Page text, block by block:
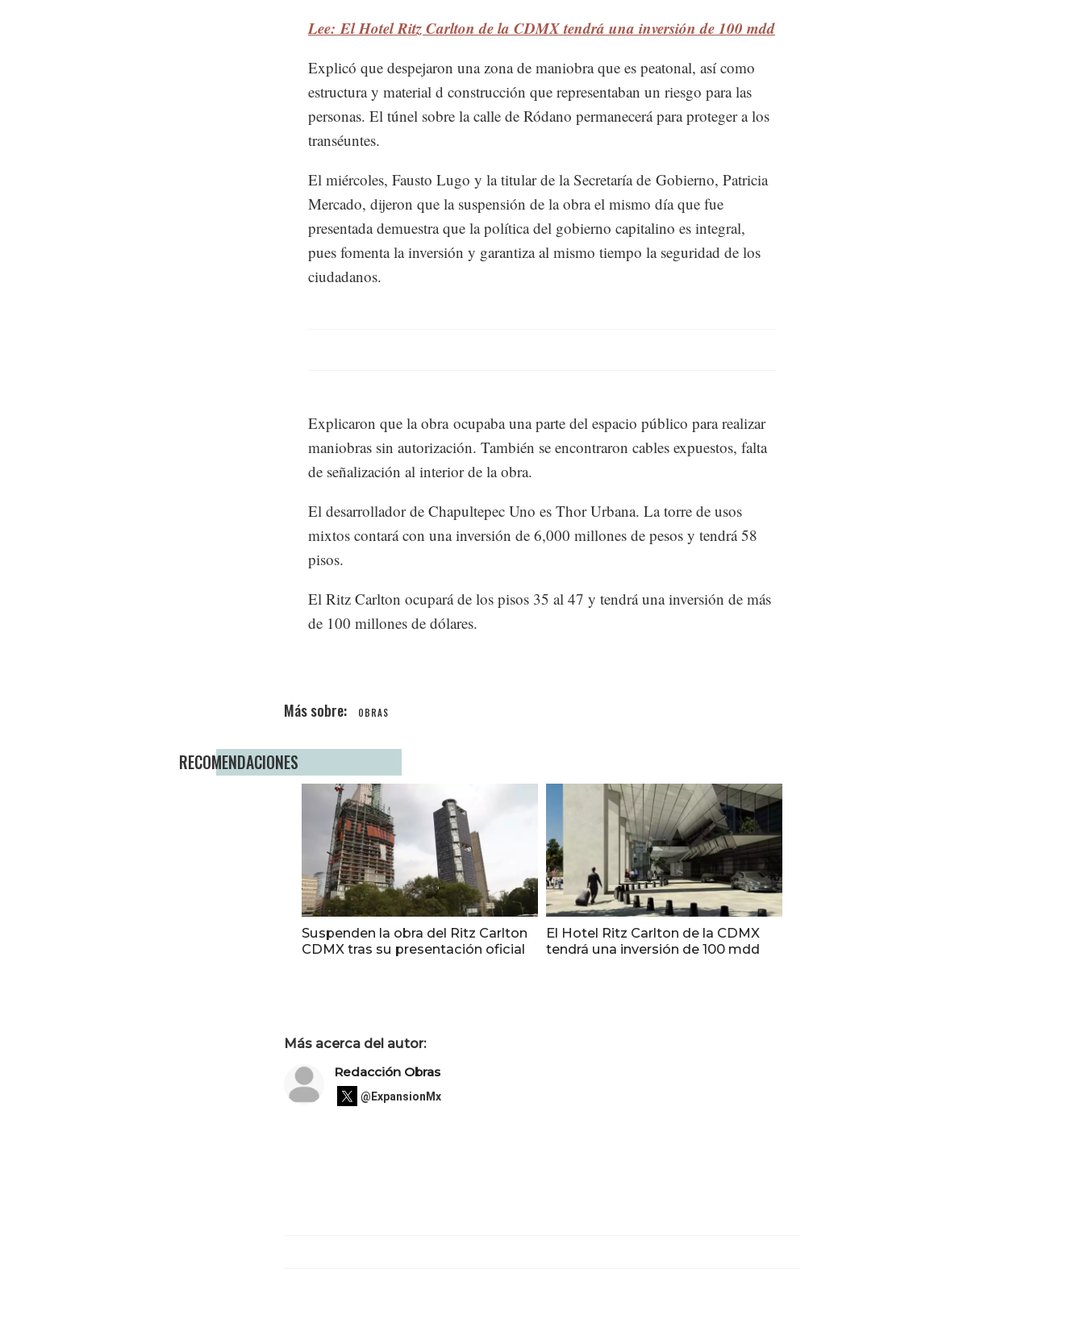
Lee: El Hotel Ritz Carlton de la CDMX tendrá una inversión de 100 mdd
Explicó que despejaron una zona de maniobra que es peatonal, así como
estructura y material d construcción que representaban un riesgo para las
personas. El túnel sobre la calle de Ródano permanecerá para proteger a los
transéuntes.
El miércoles, Fausto Lugo y la titular de la Secretaría de Gobierno, Patricia
Mercado, dijeron que la suspensión de la obra el mismo día que fue
presentada demuestra que la política del gobierno capitalino es integral,
pues fomenta la inversión y garantiza al mismo tiempo la seguridad de los
ciudadanos.
Explicaron que la obra ocupaba una parte del espacio público para realizar
maniobras sin autorización. También se encontraron cables expuestos, falta
de señalización al interior de la obra.
El desarrollador de Chapultepec Uno es Thor Urbana. La torre de usos
mixtos contará con una inversión de 6,000 millones de pesos y tendrá 58
pisos.
El Ritz Carlton ocupará de los pisos 35 al 47 y tendrá una inversión de más
de 100 millones de dólares.
OBRAS
RECOMENDACIONES
Suspenden la obra del Ritz Carlton
CDMX tras su presentación oficial
El Hotel Ritz Carlton de la CDMX
tendrá una inversión de 100 mdd
Más acerca del autor:
Redacción Obras
@ExpansionMx